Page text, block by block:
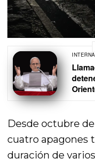
Desde octubre
cuatro apagones
duración de